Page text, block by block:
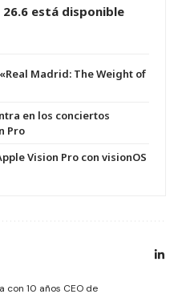
26.6 está disponible
Madrid: The Weight of
en los conciertos
Pro
Vision Pro con visionOS
con 10 años CEO de